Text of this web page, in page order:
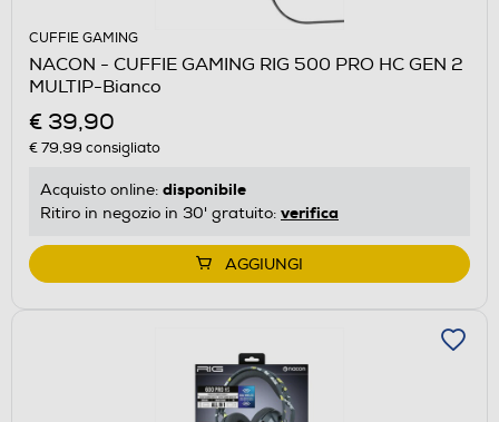
CUFFIE GAMING
NACON - CUFFIE GAMING RIG 500 PRO HC GEN 2
MULTIP-Bianco
€ 39,90
€ 79,99 consigliato
Acquisto online: disponibile
Ritiro in negozio in 30' gratuito: verifica
AGGIUNGI